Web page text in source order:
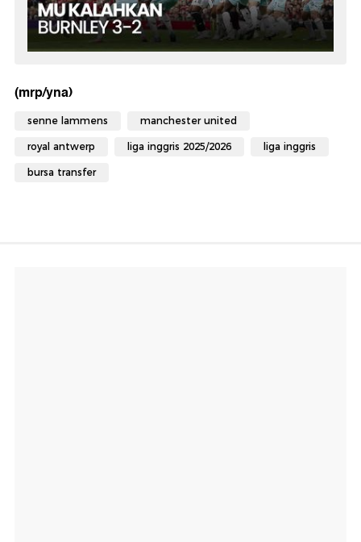
(mrp/yna)
senne lammens manchester united
royal antwerp liga inggris 2025/2026 liga inggris
bursa transfer